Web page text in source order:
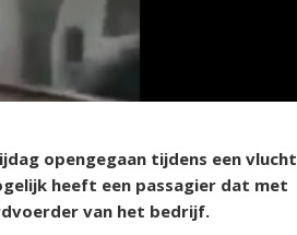
opengegaan tijdens een vlucht
heeft een passagier dat met
van het bedrijf.